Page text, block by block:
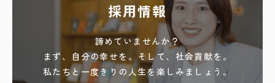
採用情報
諦めていませんか？
まず、自分の幸せを。そして、社会貢献を。
私たちと一度きりの人生を 楽しみましょう。